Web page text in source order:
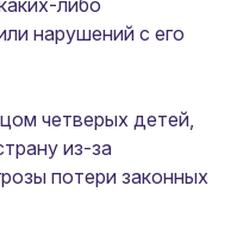
либо
нарушений с его
четверых детей,
из-за
потери законных